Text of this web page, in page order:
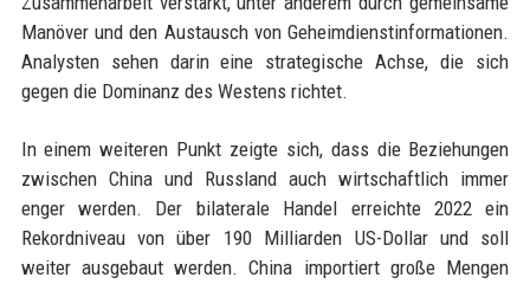
Manöver und den Austausch von Geheimdienstinformationen.
Analysten sehen darin eine strategische Achse, die sich
gegen die Dominanz des Westens richtet.
In einem weiteren Punkt zeigte sich, dass die Beziehungen
zwischen China und Russland auch wirtschaftlich immer
enger werden. Der bilaterale Handel erreichte 2022 ein
Rekordniveau von über 190 Milliarden US-Dollar und soll
weiter ausgebaut werden. China importiert große Mengen